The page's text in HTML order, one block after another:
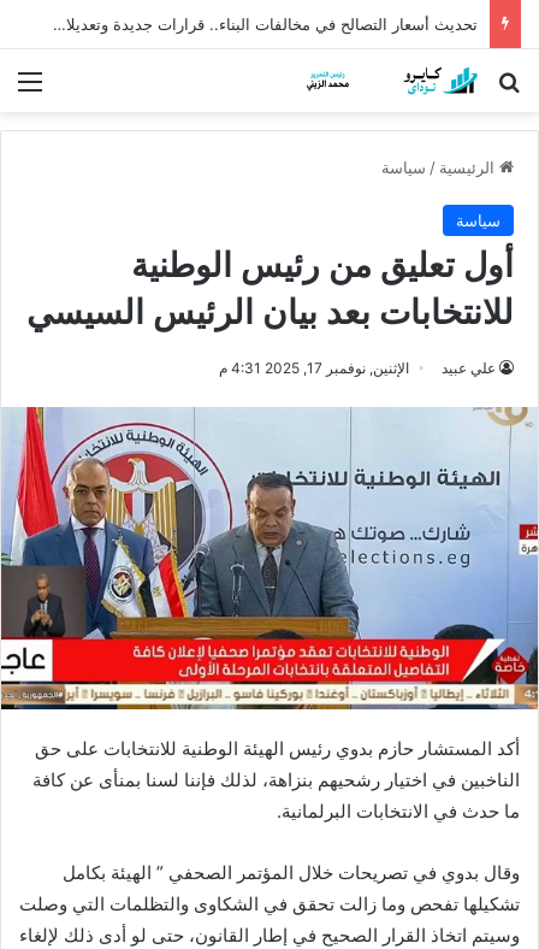
تحديث أسعار التصالح في مخالفات البناء.. قرارات جديدة وتعديلات مرتقبة لتسهيل الإجراءات
بحث عن
الرئيسية / سياسة
سياسة
أول تعليق من رئيس الوطنية
للانتخابات بعد بيان الرئيس السيسي
علي عبيد الإثنين, نوفمبر 17, 2025 4:31 م
أكد المستشار حازم بدوي رئيس الهيئة الوطنية للانتخابات على حق
الناخبين في اختيار رشحيهم بنزاهة، لذلك فإننا لسنا بمنأى عن كافة
ما حدث في الانتخابات البرلمانية.
وقال بدوي في تصريحات خلال المؤتمر الصحفي ” الهيئة بكامل
تشكيلها تفحص وما زالت تحقق في الشكاوى والتظلمات التي وصلت
وسيتم اتخاذ القرار الصحيح في إطار القانون، حتى لو أدى ذلك لإلغاء